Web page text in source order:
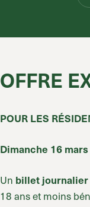
OFFRE
POUR LES
Dimanche 16
Un billet
18 ans et moins